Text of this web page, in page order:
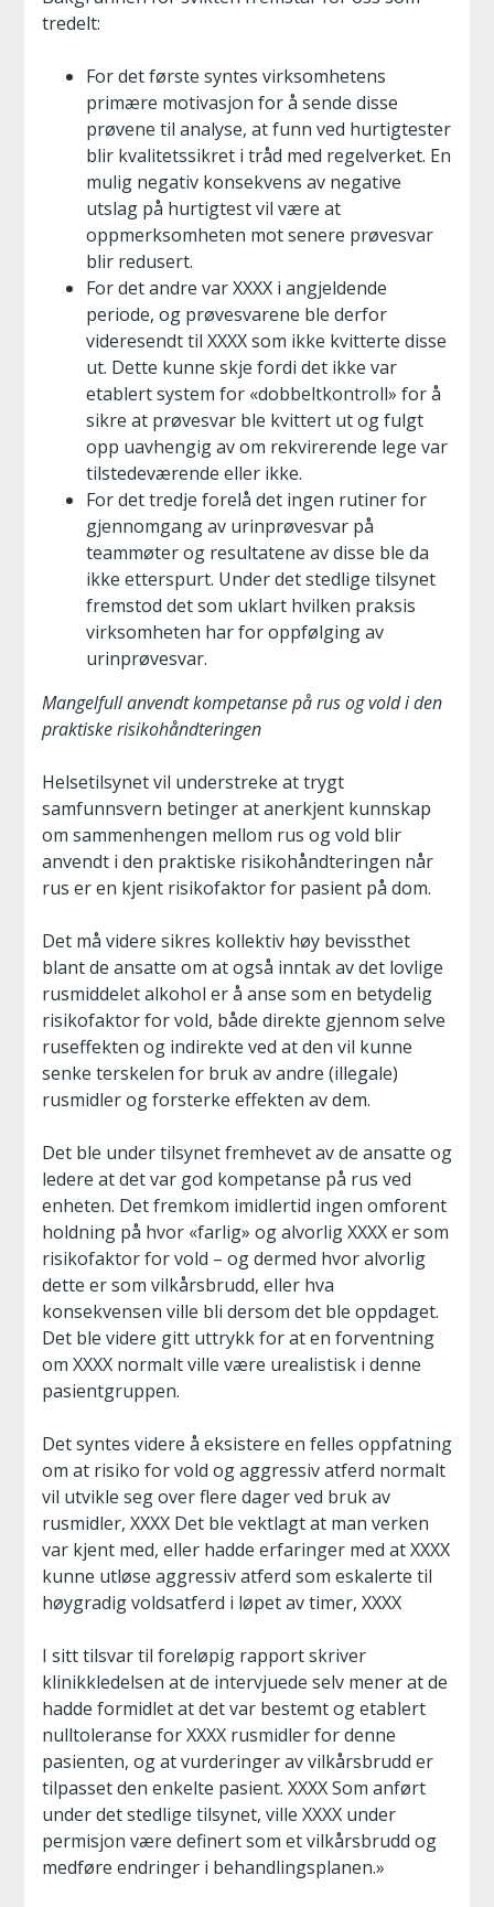
tredelt:
For det første syntes virksomhetens
primære motivasjon for å sende disse
prøvene til analyse, at funn ved hurtigtester
blir kvalitetssikret i tråd med regelverket. En
mulig negativ konsekvens av negative
utslag på hurtigtest vil være at
oppmerksomheten mot senere prøvesvar
blir redusert.
For det andre var XXXX i angjeldende
periode, og prøvesvarene ble derfor
videresendt til XXXX som ikke kvitterte disse
ut. Dette kunne skje fordi det ikke var
etablert system for «dobbeltkontroll» for å
sikre at prøvesvar ble kvittert ut og fulgt
opp uavhengig av om rekvirerende lege var
tilstedeværende eller ikke.
For det tredje forelå det ingen rutiner for
gjennomgang av urinprøvesvar på
teammøter og resultatene av disse ble da
ikke etterspurt. Under det stedlige tilsynet
fremstod det som uklart hvilken praksis
virksomheten har for oppfølging av
urinprøvesvar.
Mangelfull anvendt kompetanse på rus og vold i den
praktiske risikohåndteringen
Helsetilsynet vil understreke at trygt
samfunnsvern betinger at anerkjent kunnskap
om sammenhengen mellom rus og vold blir
anvendt i den praktiske risikohåndteringen når
rus er en kjent risikofaktor for pasient på dom.
Det må videre sikres kollektiv høy bevissthet
blant de ansatte om at også inntak av det lovlige
rusmiddelet alkohol er å anse som en betydelig
risikofaktor for vold, både direkte gjennom selve
ruseffekten og indirekte ved at den vil kunne
senke terskelen for bruk av andre (illegale)
rusmidler og forsterke effekten av dem.
Det ble under tilsynet fremhevet av de ansatte og
ledere at det var god kompetanse på rus ved
enheten. Det fremkom imidlertid ingen omforent
holdning på hvor «farlig» og alvorlig XXXX er som
risikofaktor for vold – og dermed hvor alvorlig
dette er som vilkårsbrudd, eller hva
konsekvensen ville bli dersom det ble oppdaget.
Det ble videre gitt uttrykk for at en forventning
om XXXX normalt ville være urealistisk i denne
pasientgruppen.
Det syntes videre å eksistere en felles oppfatning
om at risiko for vold og aggressiv atferd normalt
vil utvikle seg over flere dager ved bruk av
rusmidler, XXXX Det ble vektlagt at man verken
var kjent med, eller hadde erfaringer med at XXXX
kunne utløse aggressiv atferd som eskalerte til
høygradig voldsatferd i løpet av timer, XXXX
I sitt tilsvar til foreløpig rapport skriver
klinikkledelsen at de intervjuede selv mener at de
hadde formidlet at det var bestemt og etablert
nulltoleranse for XXXX rusmidler for denne
pasienten, og at vurderinger av vilkårsbrudd er
tilpasset den enkelte pasient. XXXX Som anført
under det stedlige tilsynet, ville XXXX under
permisjon være definert som et vilkårsbrudd og
medføre endringer i behandlingsplanen.»